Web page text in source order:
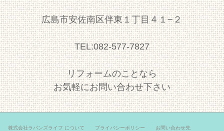
広島市安佐南区伴東１丁目４１−２
TEL:082-577-7827
リフォームのことなら
お気軽にお問い合わせ下さい
株式会社ラパンズライフ について プライバシーポリシー お問い合わせ先